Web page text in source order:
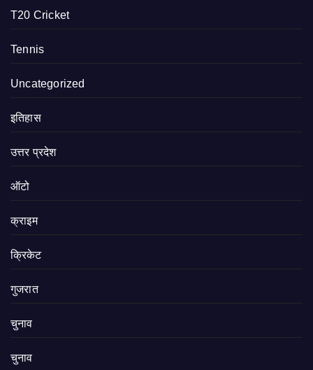
T20 Cricket
Tennis
Uncategorized
इतिहास
उत्तर प्रदेश
ऑटो
क्राइम
क्रिकेट
गुजरात
चुनाव
चुनाव